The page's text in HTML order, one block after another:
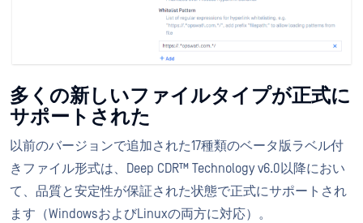
多くの新しいファイルタイプが正式に
サポートされた
以前のバージョンで追加された17種類のベータ版ラベル付
きファイル形式は、Deep CDR™ Technology v6.0以降におい
て、品質と安定性が保証された状態で正式にサポートされ
ます（WindowsおよびLinuxの両方に対応）。